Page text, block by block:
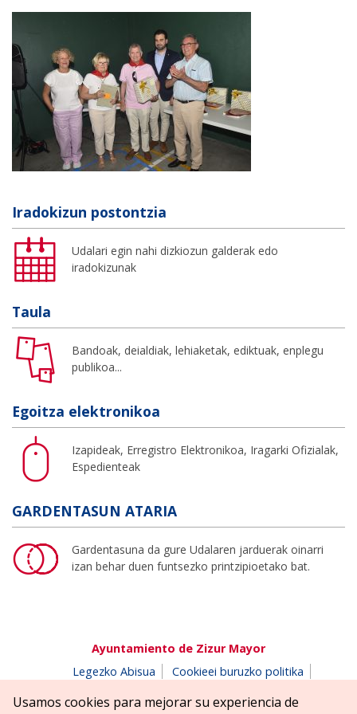
Iradokizun postontzia
Udalari egin nahi dizkiozun galderak edo
iradokizunak
Taula
Bandoak, deialdiak, lehiaketak, ediktuak, enplegu
publikoa...
Egoitza elektronikoa
Izapideak, Erregistro Elektronikoa, Iragarki Ofizialak,
Espedienteak
GARDENTASUN ATARIA
Gardentasuna da gure Udalaren jarduerak oinarri
izan behar duen funtsezko printzipioetako bat.
Ayuntamiento de Zizur Mayor
Legezko Abisua
Cookieei buruzko politika
Salaketen postontzia
Usamos cookies para mejorar su experiencia de